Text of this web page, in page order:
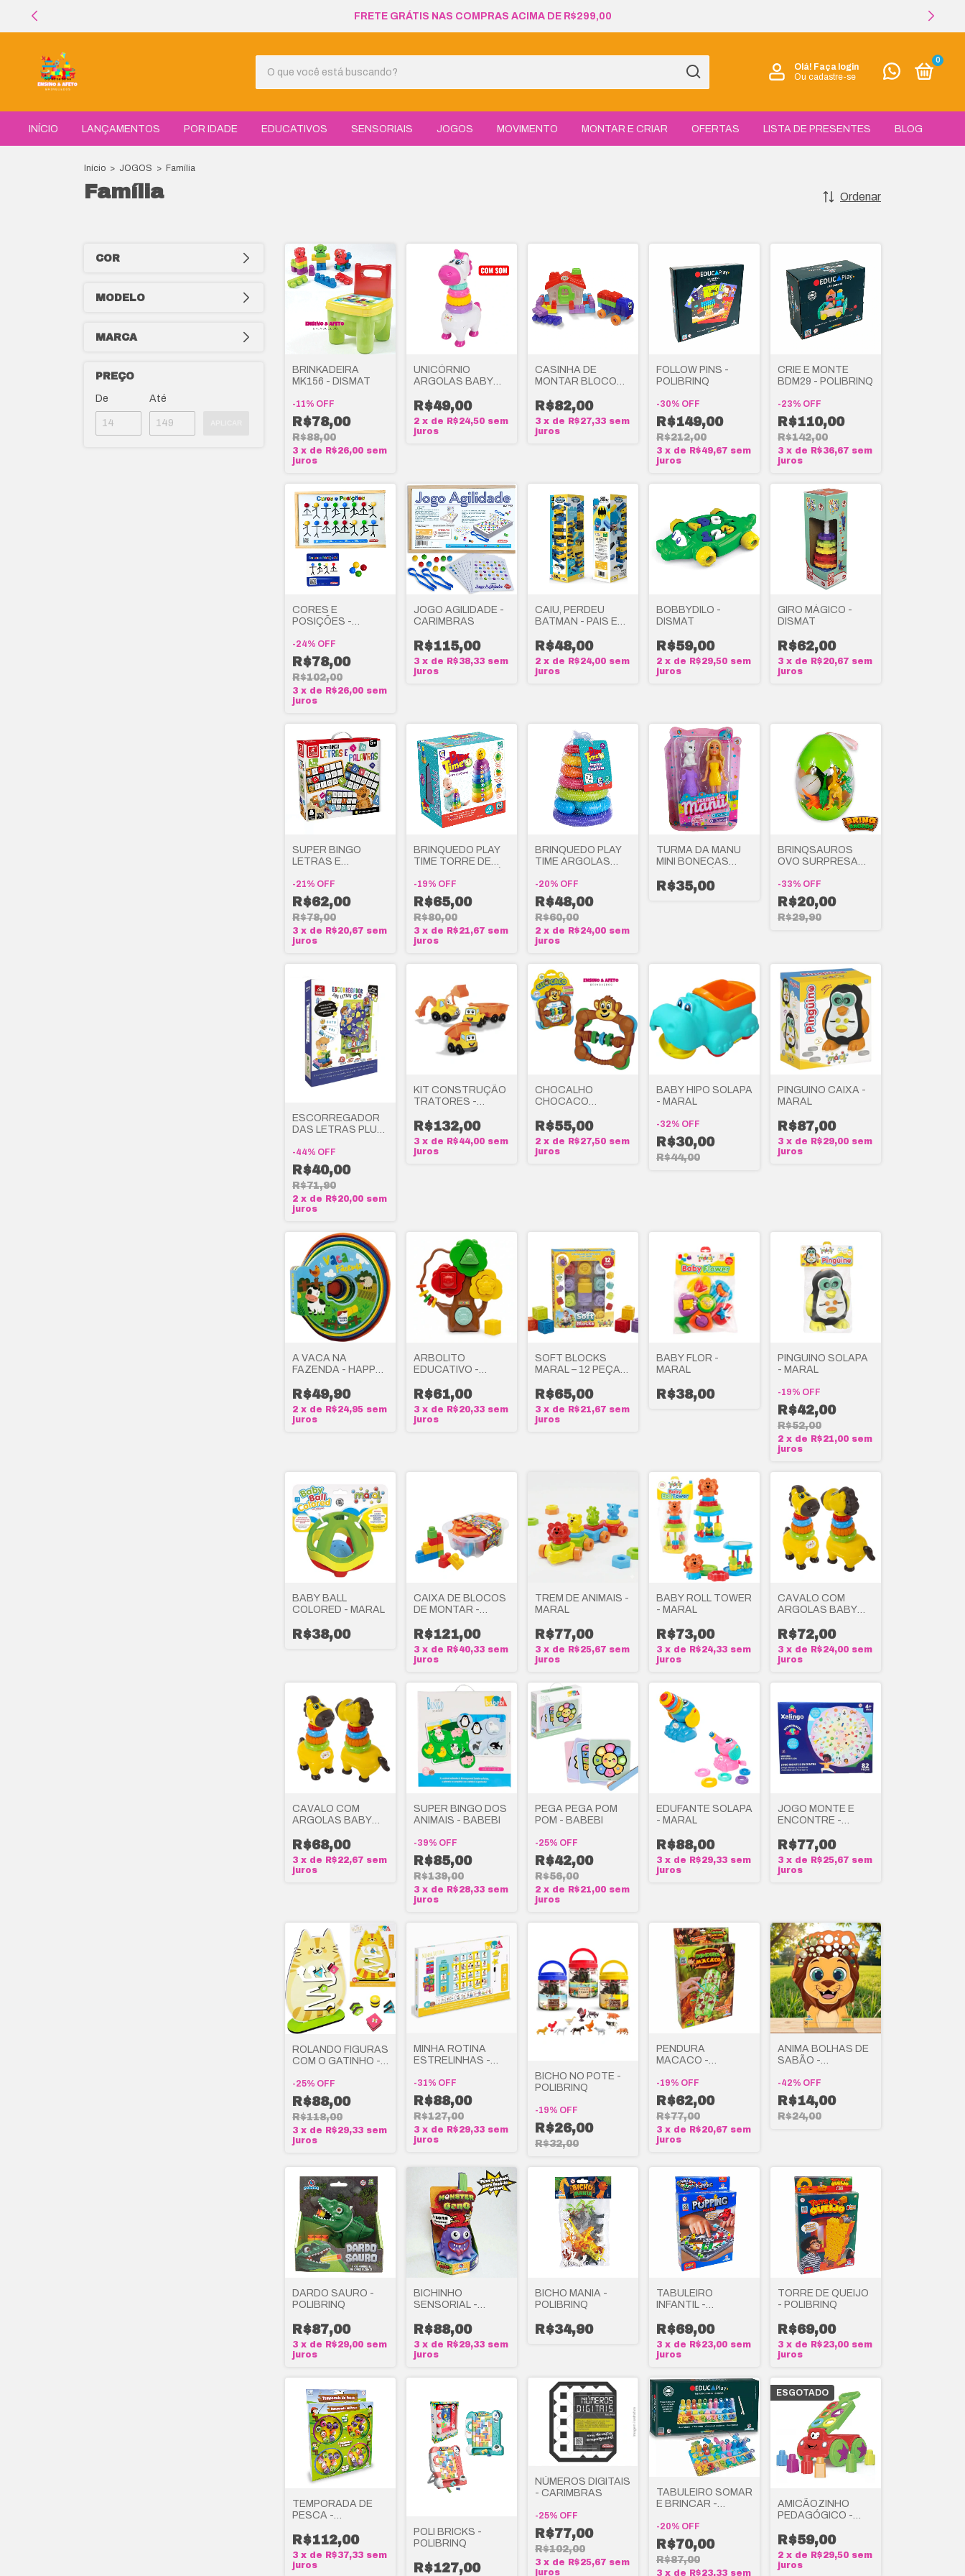
BRINDE SURPRESA PARA PEDIDOS ACIMA DE R$349,00
Olá! Faça login
Ou cadastre-se
0
INÍCIO LANÇAMENTOS POR IDADE EDUCATIVOS SENSORIAIS JOGOS MOVIMENTO MONTAR E CRIAR OFERTAS LISTA DE PRESENTES BLOG
Início > JOGOS > Família
Família Ordenar
COR
MODELO
MARCA
PREÇO
De Até
BRINKADEIRA
MK156 - DISMAT
-11% OFF
R$78,00
R$88,00
3 x de R$26,00 sem
juros
UNICÓRNIO
ARGOLAS BABY
MARAL
R$49,00
2 x de R$24,50 sem
juros
CASINHA DE
MONTAR BLOCOS -
R$82,00
3 x de R$27,33 sem
juros
FOLLOW PINS -
POLIBRINQ
-30% OFF
R$149,00
R$212,00
3 x de R$49,67 sem
juros
CRIE E MONTE
BDM29 - POLIBRINQ
-23% OFF
R$110,00
R$142,00
3 x de R$36,67 sem
juros
CORES E
POSIÇÕES -
-24% OFF
R$78,00
R$102,00
3 x de R$26,00 sem
juros
JOGO AGILIDADE -
CARIMBRAS
R$115,00
3 x de R$38,33 sem
juros
CAIU, PERDEU
BATMAN - PAIS E
R$48,00
2 x de R$24,00 sem
juros
BOBBYDILO -
DISMAT
R$59,00
2 x de R$29,50 sem
juros
GIRO MÁGICO -
DISMAT
R$62,00
3 x de R$20,67 sem
juros
SUPER BINGO
LETRAS E
BRINCADEIRA DE
CRIANÇA
-21% OFF
R$62,00
R$78,00
3 x de R$20,67 sem
juros
BRINQUEDO PLAY
TIME TORRE DE
-19% OFF
R$65,00
R$80,00
3 x de R$21,67 sem
juros
BRINQUEDO PLAY
TIME ARGOLAS
COTIPLÁS
-20% OFF
R$48,00
R$60,00
2 x de R$24,00 sem
juros
TURMA DA MANU
MINI BONECAS
POLIBRINQ
R$35,00
BRINQSAUROS
OVO SURPRESA
POLIBRINQ
-33% OFF
R$20,00
R$29,90
ESCORREGADOR
DAS LETRAS PLUS
CRIANÇA
-44% OFF
R$40,00
R$71,90
2 x de R$20,00 sem
juros
KIT CONSTRUÇÃO
TRATORES -
R$132,00
3 x de R$44,00 sem
juros
CHOCALHO
CHOCACO
R$55,00
2 x de R$27,50 sem
juros
BABY HIPO SOLAPA
- MARAL
-32% OFF
R$30,00
R$44,00
PINGUINO CAIXA -
MARAL
R$87,00
3 x de R$29,00 sem
juros
A VACA NA
FAZENDA - HAPPY
R$49,90
2 x de R$24,95 sem
juros
ARBOLITO
EDUCATIVO -
R$61,00
3 x de R$20,33 sem
juros
SOFT BLOCKS
MARAL – 12 PEÇAS
R$65,00
3 x de R$21,67 sem
juros
BABY FLOR -
MARAL
R$38,00
PINGUINO SOLAPA
- MARAL
-19% OFF
R$42,00
R$52,00
2 x de R$21,00 sem
juros
BABY BALL
COLORED - MARAL
R$38,00
CAIXA DE BLOCOS
DE MONTAR -
R$121,00
3 x de R$40,33 sem
juros
TREM DE ANIMAIS -
MARAL
R$77,00
3 x de R$25,67 sem
juros
BABY ROLL TOWER
- MARAL
R$73,00
3 x de R$24,33 sem
juros
CAVALO COM
ARGOLAS BABY
MARAL
R$72,00
3 x de R$24,00 sem
juros
CAVALO COM
ARGOLAS BABY
MARAL
R$68,00
3 x de R$22,67 sem
juros
SUPER BINGO DOS
ANIMAIS - BABEBI
-39% OFF
R$85,00
R$139,00
3 x de R$28,33 sem
juros
PEGA PEGA POM
POM - BABEBI
-25% OFF
R$42,00
R$56,00
2 x de R$21,00 sem
juros
EDUFANTE SOLAPA
- MARAL
R$88,00
3 x de R$29,33 sem
juros
JOGO MONTE E
ENCONTRE -
R$77,00
3 x de R$25,67 sem
juros
ROLANDO FIGURAS
COM O GATINHO -
-25% OFF
R$88,00
R$118,00
3 x de R$29,33 sem
juros
MINHA ROTINA
ESTRELINHAS -
-31% OFF
R$88,00
R$127,00
3 x de R$29,33 sem
juros
BICHO NO POTE -
POLIBRINQ
-19% OFF
R$26,00
R$32,00
PENDURA
MACACO -
-19% OFF
R$62,00
R$77,00
3 x de R$20,67 sem
juros
ANIMA BOLHAS DE
SABÃO -
-42% OFF
R$14,00
R$24,00
DARDO SAURO -
POLIBRINQ
R$87,00
3 x de R$29,00 sem
juros
BICHINHO
SENSORIAL -
R$88,00
3 x de R$29,33 sem
juros
BICHO MANIA -
POLIBRINQ
R$34,90
TABULEIRO
INFANTIL -
R$69,00
3 x de R$23,00 sem
juros
TORRE DE QUEIJO
- POLIBRINQ
R$69,00
3 x de R$23,00 sem
juros
TEMPORADA DE
PESCA -
R$112,00
3 x de R$37,33 sem
juros
POLI BRICKS -
POLIBRINQ
R$127,00
NÚMEROS DIGITAIS
- CARIMBRAS
-25% OFF
R$77,00
R$102,00
3 x de R$25,67 sem
juros
TABULEIRO SOMAR
E BRINCAR -
-20% OFF
R$70,00
R$87,00
3 x de R$23,33 sem
ESGOTADO
AMICÃOZINHO
PEDAGÓGICO -
R$59,00
2 x de R$29,50 sem
juros